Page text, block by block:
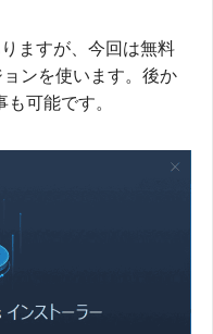
ますが、今回は無料
ンを使います。後か
可能です。